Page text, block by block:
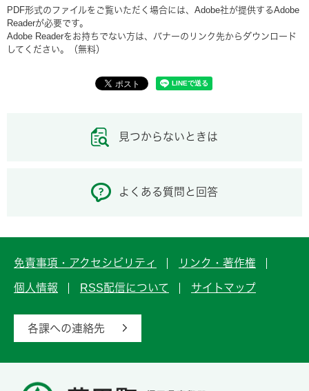
PDF形式のファイルをご覧いただく場合には、Adobe社が提供するAdobe
Readerが必要です。
Adobe Readerをお持ちでない方は、バナーのリンク先からダウンロード
してください。（無料）
見つからないときは
よくある質問と回答
免責事項・アクセシビリティ リンク・著作権
個人情報 RSS配信について サイトマップ
各課への連絡先